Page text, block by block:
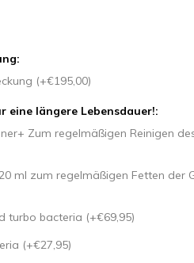
(+€195,00)
eine längere Lebensdauer!:
Zum regelmäßigen Reinigen
ml zum regelmäßigen Fetten der
turbo bacteria (+€69,95)
(+€27,95)